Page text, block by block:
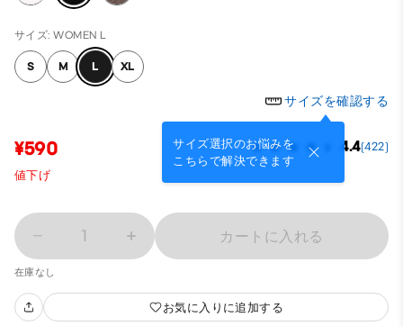
サイズ: WOMEN L
S M L XL
サイズを確認する
サイズ選択のお悩みを
こちらで解決できます
¥590 4.4(422)
値下げ
1 カートに入れる
在庫なし
お気に入りに追加する